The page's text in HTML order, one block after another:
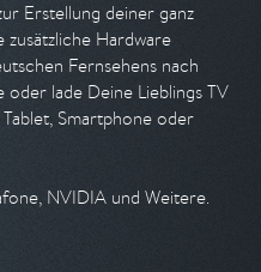
Erstellung deiner ganz
zusätzliche Hardware
Fernsehens nach
oder lade Deine Lieblings TV
Smartphone oder
NVIDIA und Weitere.